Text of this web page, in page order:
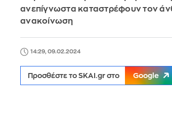
ανεπίγνωστα καταστρέφουν τον
ανακοίνωση
14:29, 09.02.2024
Προσθέστε το SKAI.gr στο Google